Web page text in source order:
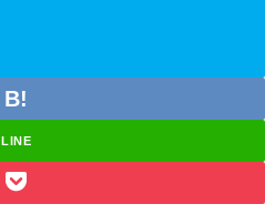
LINE